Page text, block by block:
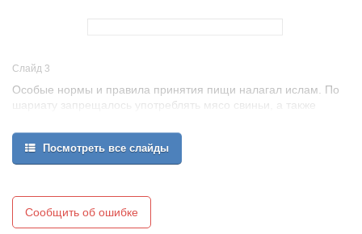
Слайд 3
Особые нормы и правила принятия пищи налагал ислам. По
шариату запрещалось употреблять мясо свиньи, а также
считались священными.
Татарская кухня разнообразна и интересна, и поэтому может
стать объектом исследования. Я решил изучить любимые
которая весьма актуальна в наше время.
Перед написанием работы я поставил цель:
изучить самые популярные блюда татарской национальной
Посмотреть все слайды
Сообщить об ошибке